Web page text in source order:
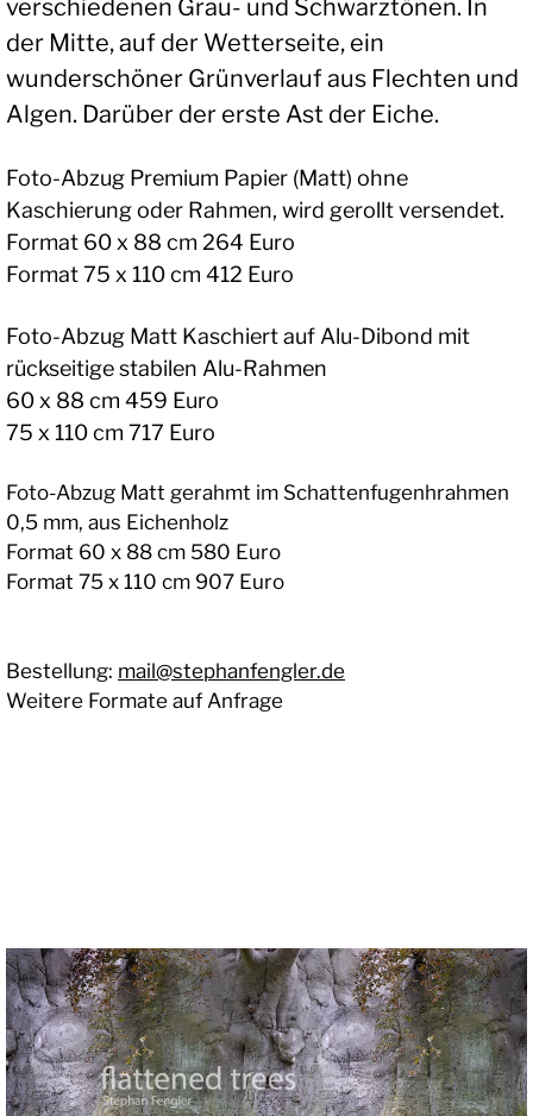
verschiedenen Grau- und Schwarztönen. In
der Mitte, auf der Wetterseite, ein
wunderschöner Grünverlauf aus Flechten und
Algen. Darüber der erste Ast der Eiche.
Foto-Abzug Premium Papier (Matt) ohne
Kaschierung oder Rahmen, wird gerollt versendet.
Format 60 x 88 cm 264 Euro
Format 75 x 110 cm 412 Euro
Foto-Abzug Matt Kaschiert auf Alu-Dibond mit
rückseitige stabilen Alu-Rahmen
60 x 88 cm 459 Euro
75 x 110 cm 717 Euro
Foto-Abzug Matt gerahmt im Schattenfugenhrahmen
0,5 mm, aus Eichenholz
Format 60 x 88 cm 580 Euro
Format 75 x 110 cm 907 Euro
Bestellung: mail@stephanfengler.de
Weitere Formate auf Anfrage